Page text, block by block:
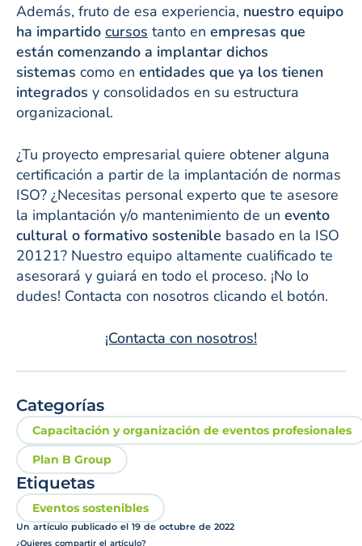
Además, fruto de esa experiencia, nuestro equipo
ha impartido cursos tanto en empresas que
están comenzando a implantar dichos
sistemas como en entidades que ya los tienen
integrados y consolidados en su estructura
organizacional.
¿Tu proyecto empresarial quiere obtener alguna
certificación a partir de la implantación de normas
ISO? ¿Necesitas personal experto que te asesore
la implantación y/o mantenimiento de un evento
cultural o formativo sostenible basado en la ISO
20121? Nuestro equipo altamente cualificado te
asesorará y guiará en todo el proceso. ¡No lo
dudes! Contacta con nosotros clicando el botón.
¡Contacta con nosotros!
Categorías
Capacitación y organización de eventos profesionales
Plan B Group
Etiquetas
Eventos sostenibles
Un artículo publicado el19 de octubre de 2022
¿Quieres compartir el artículo?